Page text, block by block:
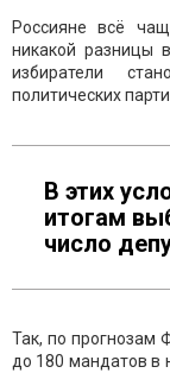
Россияне всё
никакой разницы
избиратели
политических
В этих
итогам
число
Так, по прогнозам
до 180 мандатов в